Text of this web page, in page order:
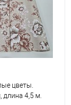
Сравнение
В наличии
цветы.
длина 4,5 м.